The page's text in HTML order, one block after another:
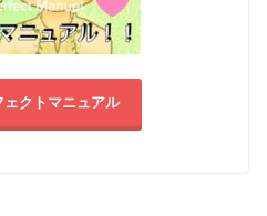
ェクトマニュアル